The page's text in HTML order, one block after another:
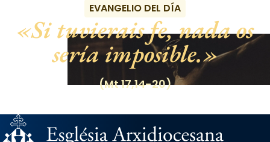
EVANGELIO DEL DÍA
Si tuvierais fe, nada os
sería imposible.
(Mt 17,14-20)